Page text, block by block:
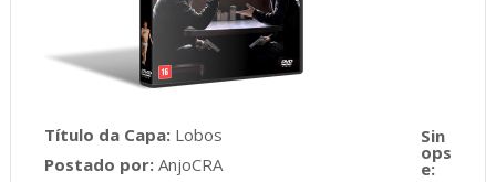
Título da Capa:Lobos
Postado por:AnjoCRA